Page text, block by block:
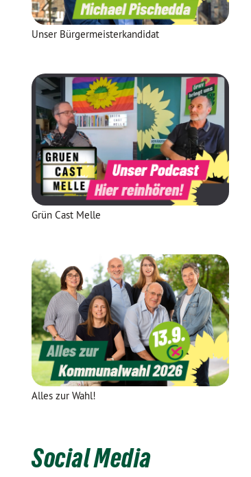
Unser Bürgermeisterkandidat
Grün Cast Melle
Alles zur Wahl!
Social Media